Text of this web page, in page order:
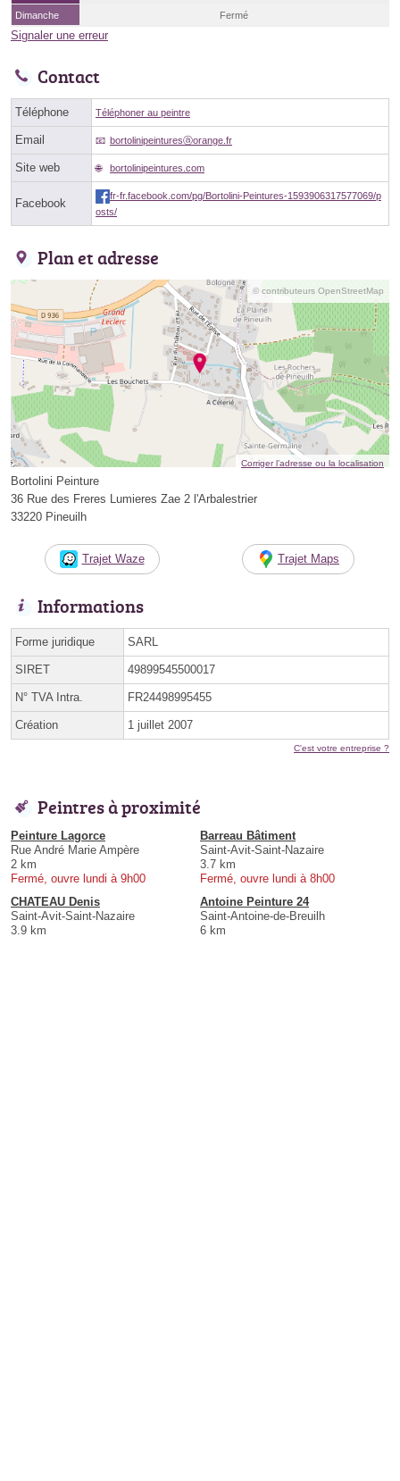
Dimanche
Fermé
Signaler une erreur
Contact
Téléphone Téléphoner au peintre
Email bortolinipeinturesⓐorange.fr
Site web bortolinipeintures.com
Facebook
fr-fr.facebook.com/pg/Bortolini-Peintures-1593906317577069/p
osts/
Plan et adresse
© contributeurs OpenStreetMap
Corriger l’adresse ou la localisation
Bortolini Peinture
36 Rue des Freres Lumieres Zae 2 l'Arbalestrier
33220 Pineuilh
Trajet Waze Trajet Maps
Informations
Forme juridique SARL
SIRET 49899545500017
N° TVA Intra. FR24498995455
Création 1 juillet 2007
C'est votre entreprise ?
Peintres à proximité
Peinture Lagorce
Rue André Marie Ampère
2 km
Fermé, ouvre lundi à 9h00
Barreau Bâtiment
Saint-Avit-Saint-Nazaire
3.7 km
Fermé, ouvre lundi à 8h00
CHATEAU Denis
Saint-Avit-Saint-Nazaire
3.9 km
Antoine Peinture 24
Saint-Antoine-de-Breuilh
6 km